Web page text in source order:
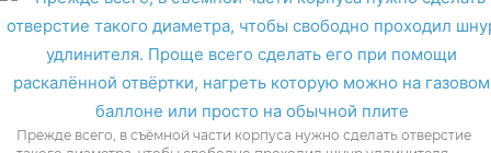
Прежде всего, в съёмной части корпуса нужно сделать отверстие